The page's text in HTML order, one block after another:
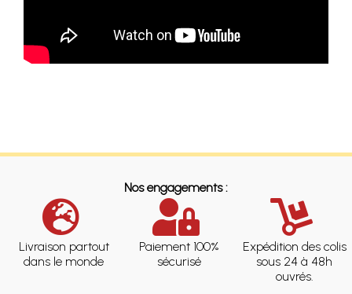
Nos engagements :
Livraison partout
dans le monde
Paiement 100%
sécurisé
Expédition des colis
sous 24 à 48h
ouvrés.